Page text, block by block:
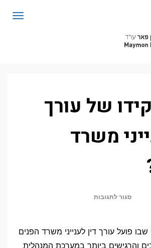
של עורך
משרד
סגור לתגובות
תפקידו
של
פועל עורך דין לענייני משרד הפנים
והרגישים ביותר במערכת המנהלית